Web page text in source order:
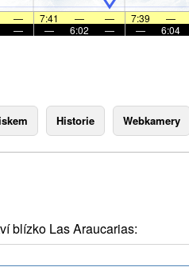
— 7:41 — — 7:39 —
— — 6:02 — — 6:04
Historie Webkamery
blízko Las Araucarias: